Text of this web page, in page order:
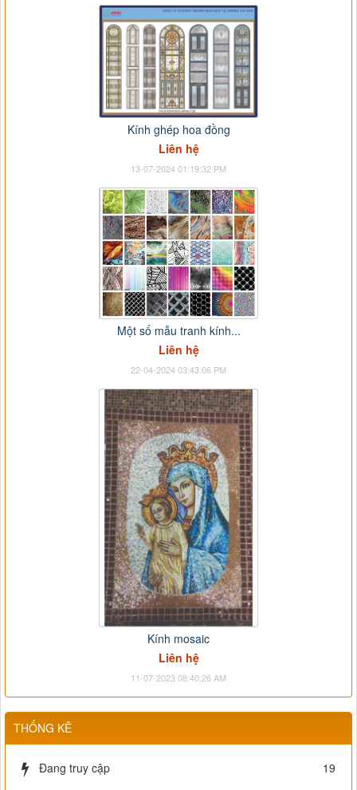
Kính ghép hoa đồng
Liên hệ
13-07-2024 01:19:32 PM
Một số mẫu tranh kính...
Liên hệ
22-04-2024 03:43:06 PM
Kính mosaic
Liên hệ
11-07-2023 08:40:26 AM
THỐNG KÊ
Đang truy cập
19